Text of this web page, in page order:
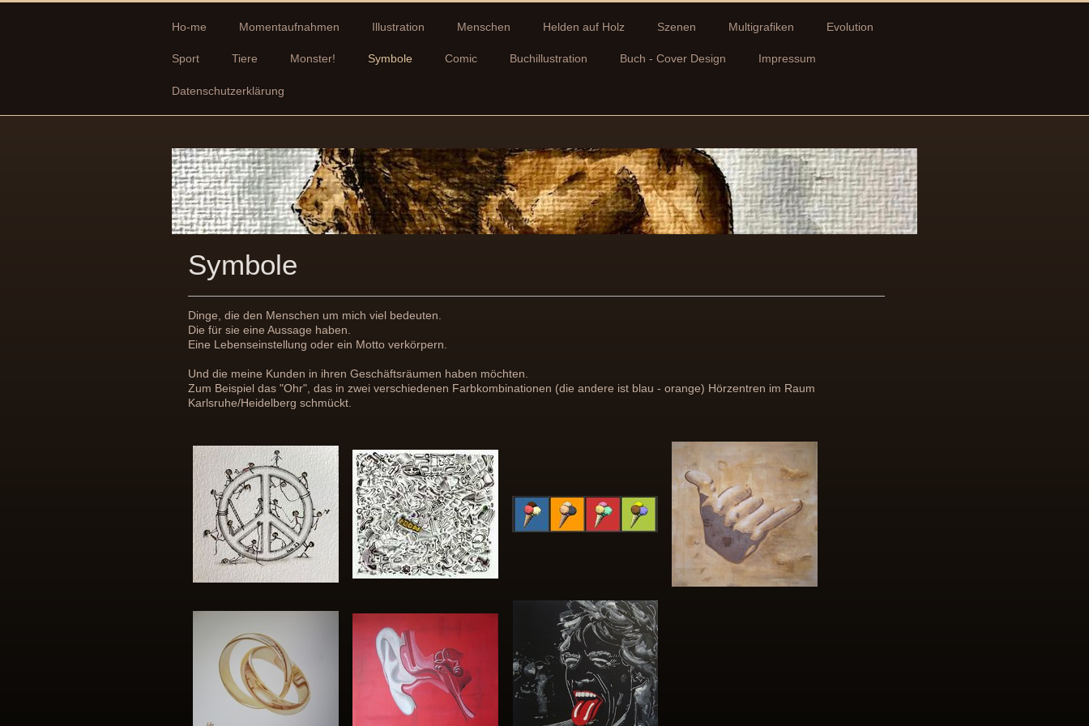
Ho-me Momentaufnahmen Illustration Menschen Helden auf Holz Szenen Multigrafiken Evolution
Sport Tiere Monster! Symbole Comic Buchillustration Buch - Cover Design Impressum
Datenschutzerklärung
Symbole
Dinge, die den Menschen um mich viel bedeuten.
Die für sie eine Aussage haben.
Eine Lebenseinstellung oder ein Motto verkörpern.
Und die meine Kunden in ihren Geschäftsräumen haben möchten.
Zum Beispiel das "Ohr", das in zwei verschiedenen Farbkombinationen (die andere ist blau - orange) Hörzentren im Raum
Karlsruhe/Heidelberg schmückt.